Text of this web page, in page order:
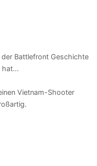
Battlefront Geschichte
hat...
Vietnam-Shooter